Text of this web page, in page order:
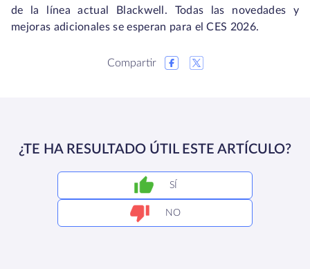
de la línea actual Blackwell. Todas las novedades y
mejoras adicionales se esperan para el CES 2026.
Compartir
¿TE HA RESULTADO ÚTIL ESTE ARTÍCULO?
SÍ
NO